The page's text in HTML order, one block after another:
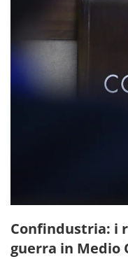
Confindustria: i
guerra in Medio